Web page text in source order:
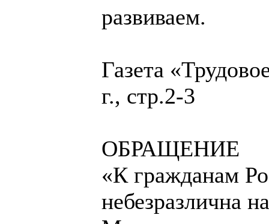
развиваем.
Газета
г., стр.2-3
ОБРАЩЕНИЕ
«К гражданам
небезразлична